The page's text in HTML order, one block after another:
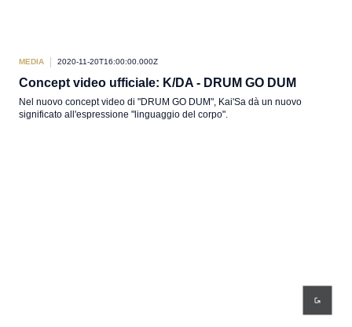
MEDIA 2020-11-20T16:00:00.000Z
Concept video ufficiale: K/DA - DRUM GO DUM
Nel nuovo concept video di "DRUM GO DUM", Kai'Sa dà un nuovo
significato all'espressione "linguaggio del corpo".